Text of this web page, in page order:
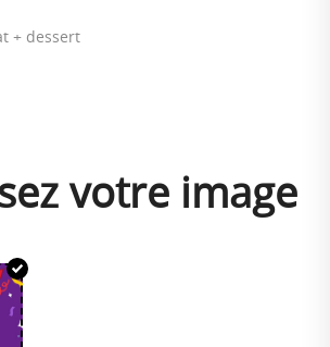
+ dessert
votre image